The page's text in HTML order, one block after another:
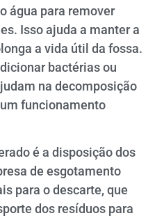
água para remover
Isso ajuda a manter a
a vida útil da fossa.
bactérias ou
na decomposição
funcionamento
é a disposição dos
de esgotamento
para o descarte, que
dos resíduos para